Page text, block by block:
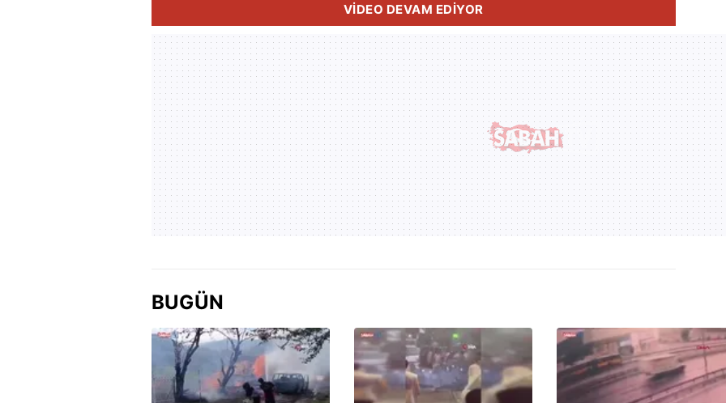
VİDEO DEVAM EDİYOR
BUGÜN